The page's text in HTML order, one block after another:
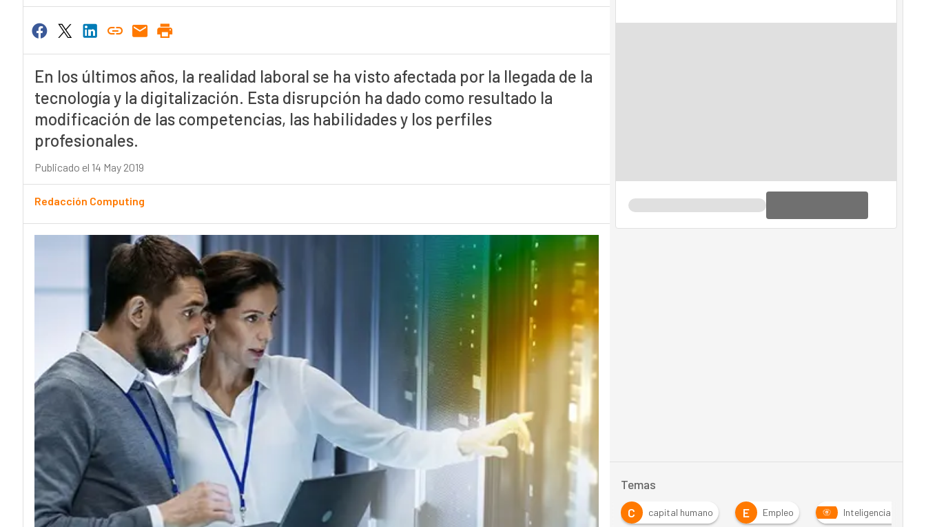
En los últimos años, la realidad laboral se ha visto afectada por la llegada de la
tecnología y la digitalización. Esta disrupción ha dado como resultado la
modificación de las competencias, las habilidades y los perfiles
profesionales.
Publicado el 14 May 2019
Redacción Computing
Temas
Beneficios C capital humano E Empleo Inteligencia